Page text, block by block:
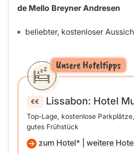
de Mello Breyner Andresen
beliebter, kostenloser
Unsere Hoteltipps
Lissabon: Hotel
Top-Lage, kostenlose
gutes Frühstück
zum Hotel weitere